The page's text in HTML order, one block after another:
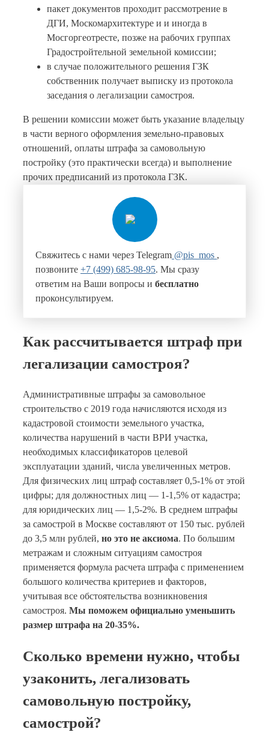
пакет документов проходит рассмотрение в
ДГИ, Москомархитектуре и и иногда в
Мосгоргеотресте, позже на рабочих группах
Градостройтельной земельной комиссии;
в случае положительного решения ГЗК
собственник получает выписку из протокола
заседания о легализации самостроя.
В решении комиссии может быть указание владельцу
в части верного оформления земельно-правовых
отношений, оплаты штрафа за самовольную
постройку (это практически всегда) и выполнение
прочих предписаний из протокола ГЗК.
Свяжитесь с нами через Telegram @pis_mos ,
позвоните +7 (499) 685-98-95. Мы сразу
ответим на Ваши вопросы и бесплатно
проконсультируем.
Как рассчитывается штраф при
легализации самостроя?
Административные штрафы за самовольное
строительство с 2019 года начисляются исходя из
кадастровой стоимости земельного участка,
количества нарушений в части ВРИ участка,
необходимых классификаторов целевой
эксплуатации зданий, числа увеличенных метров.
Для физических лиц штраф составляет 0,5-1% от этой
цифры; для должностных лиц — 1-1,5% от кадастра;
для юридических лиц — 1,5-2%. В среднем штрафы
за самострой в Москве составляют от 150 тыс. рублей
до 3,5 млн рублей, но это не аксиома. По большим
метражам и сложным ситуациям самостроя
применяется формула расчета штрафа с применением
большого количества критериев и факторов,
учитывая все обстоятельства возникновения
самостроя. Мы поможем официально уменьшить
размер штрафа на 20-35%.
Сколько времени нужно, чтобы
узаконить, легализовать
самовольную постройку,
самострой?